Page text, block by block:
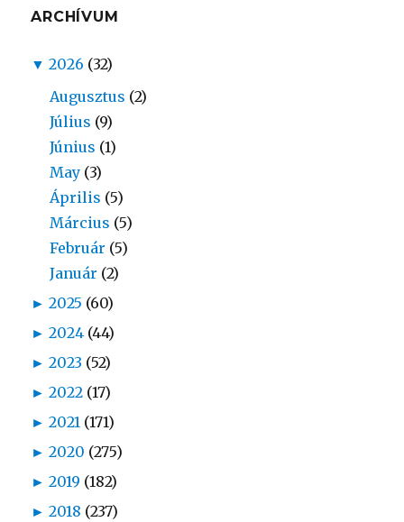
ARCHÍVUM
▼ 2026 (32)
Augusztus (2)
Július (9)
Június (1)
May (3)
Április (5)
Március (5)
Február (5)
Január (2)
► 2025 (60)
► 2024 (44)
► 2023 (52)
► 2022 (17)
► 2021 (171)
► 2020 (275)
► 2019 (182)
► 2018 (237)